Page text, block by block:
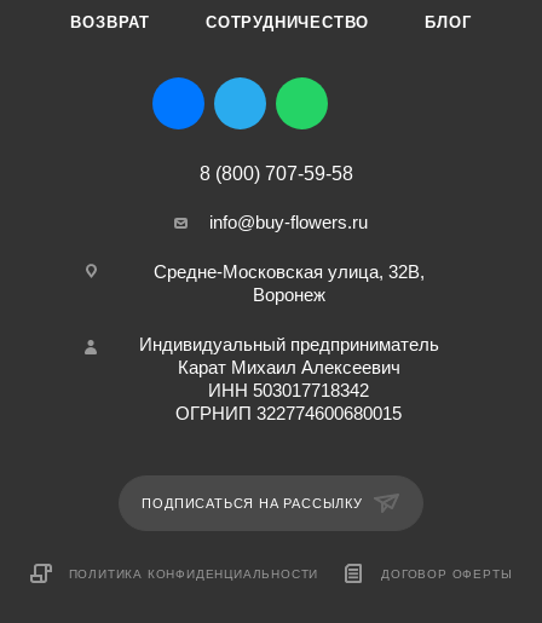
ВОЗВРАТ СОТРУДНИЧЕСТВО БЛОГ
8 (800) 707-59-58
info@buy-flowers.ru
Средне-Московская улица, 32В,
Воронеж
Индивидуальный предприниматель
Карат Михаил Алексеевич
ИНН 503017718342
ОГРНИП 322774600680015
ПОДПИСАТЬСЯ НА РАССЫЛКУ
ПОЛИТИКА КОНФИДЕНЦИАЛЬНОСТИ ДОГОВОР ОФЕРТЫ